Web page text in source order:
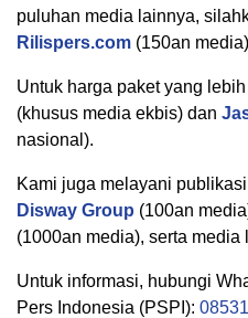
puluhan media lainnya,
Rilispers.com (150an
Untuk harga paket yang
(khusus media ekbis) dan
nasional).
Kami juga melayani
Disway Group (100an
(1000an media), serta media
Untuk informasi, hubungi
Pers Indonesia (PSPI):